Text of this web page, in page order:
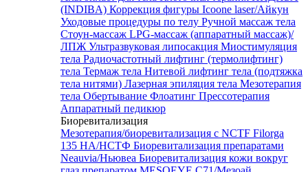
(INDIBA) Коррекция фигуры Icoone laser/Айкун
Уходовые процедуры по телу Ручной массаж тела
Стоун-массаж LPG-массаж (аппаратный массаж)/
ЛПЖ Ультразвуковая липосакция Миостимуляция
тела Радиочастотный лифтинг (термолифтинг)
тела Термаж тела Нитевой лифтинг тела (подтяжка
тела нитями) Лазерная эпиляция тела Мезотерапия
тела Обертывание Флоатинг Прессотерапия
Аппаратный педикюр
Биоревитализация
Мезотерапия/биоревитализация с NCTF Filorga
135 HA/НСТФ Биоревитализация препаратами
Neauvia/Ньювеа Биоревитализация кожи вокруг